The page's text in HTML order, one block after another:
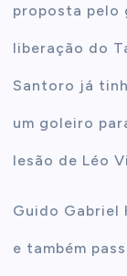
proposta pelo
liberação do
Santoro já
um goleiro
lesão de Léo
Guido Gabriel
e também